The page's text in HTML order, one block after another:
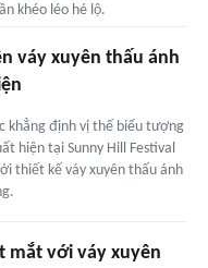
khéo léo hé lộ.
váy xuyên thấu ánh
khẳng định vị thế biểu tượng
hiện tại Sunny Hill Festival
thiết kế váy xuyên thấu ánh
mắt với váy xuyên